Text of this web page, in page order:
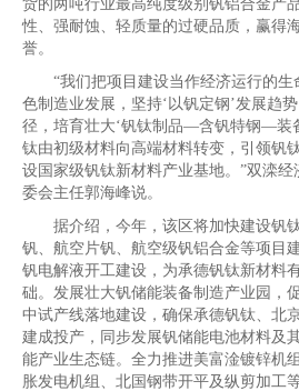
货的两吨行业最高纯度级别钒铝合金产
性、强耐蚀、轻质量的过硬品质，赢得
誉。
“我们把项目建设当作经济运行的生
色制造业发展，坚持‘以钒定钢’发展趋
径，培育壮大‘钒钛制品—含钒特钢—装
钛由初级材料向高端材料转变，引领钒
设国家级钒钛新材料产业基地。”双滦
委会主任郭海峰说。
据介绍，今年，该区将加快建设钒
钒、航空片钒、航空级钒铝合金等项目
钒电解液开工建设，为承德钒钛新材料
础。发展壮大钒储能装备制造产业园，
中试产线落地建设，确保承德钒钛、北
建成投产，同步发展钒储能电池材料及
能产业生态链。全力推进美富淦镀锌机
胀发电机组、北国钢带开平及纵剪加工